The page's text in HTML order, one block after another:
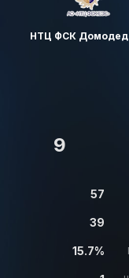
НТЦ ФСК
9
57
39
15.7%